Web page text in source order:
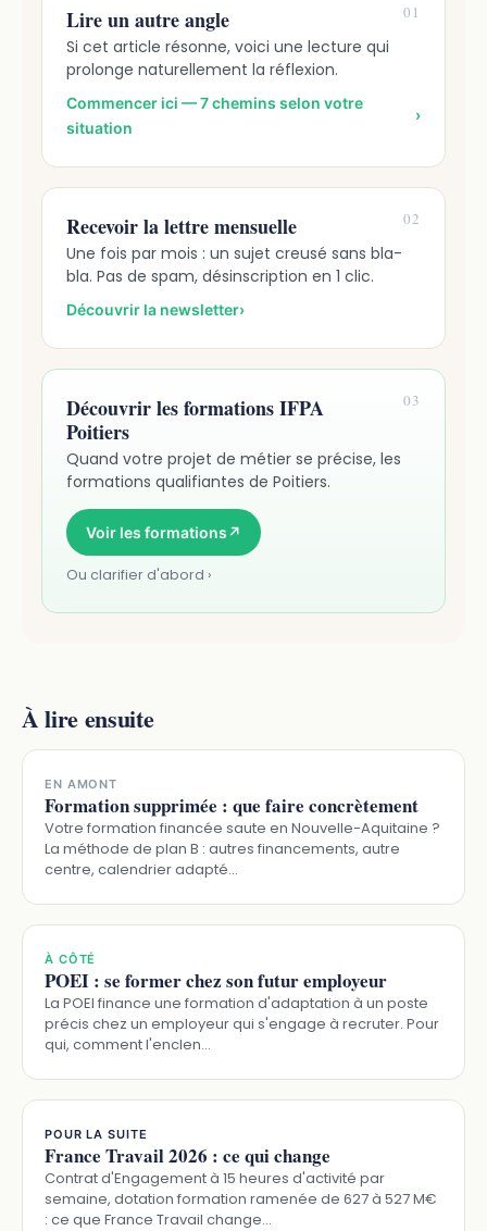
01
Lire un autre angle
Si cet article résonne, voici une lecture qui
prolonge naturellement la réflexion.
Commencer ici — 7 chemins selon votre
situation
›
02
Recevoir la lettre mensuelle
Une fois par mois : un sujet creusé sans bla-
bla. Pas de spam, désinscription en 1 clic.
Découvrir la newsletter›
03
Découvrir les formations IFPA
Poitiers
Quand votre projet de métier se précise, les
formations qualifiantes de Poitiers.
Voir les formations ↗
Ou clarifier d'abord ›
À lire ensuite
EN AMONT
Formation supprimée : que faire concrètement
Votre formation financée saute en Nouvelle-Aquitaine ?
La méthode de plan B : autres financements, autre
centre, calendrier adapté…
À CÔTÉ
POEI : se former chez son futur employeur
La POEI finance une formation d'adaptation à un poste
précis chez un employeur qui s'engage à recruter. Pour
qui, comment l'enclen…
POUR LA SUITE
France Travail 2026 : ce qui change
Contrat d'Engagement à 15 heures d'activité par
semaine, dotation formation ramenée de 627 à 527 M€
: ce que France Travail change…